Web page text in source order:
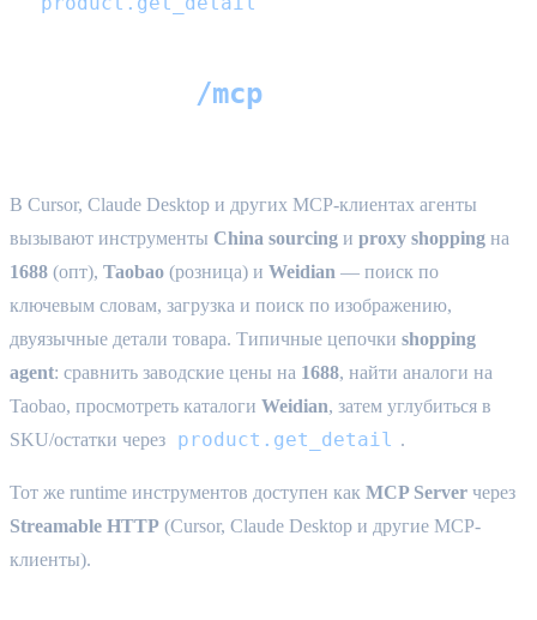
/mcp
В Cursor, Claude Desktop и других MCP-клиентах агенты
вызывают инструменты China sourcing и proxy shopping на
1688 (опт), Taobao (розница) и Weidian — поиск по
ключевым словам, загрузка и поиск по изображению,
двуязычные детали товара. Типичные цепочки shopping
agent: сравнить заводские цены на 1688, найти аналоги на
Taobao, просмотреть каталоги Weidian, затем углубиться в
SKU/остатки через
product.get_detail .
Тот же runtime инструментов доступен как MCP Server через
Streamable HTTP (Cursor, Claude Desktop и другие MCP-
клиенты).